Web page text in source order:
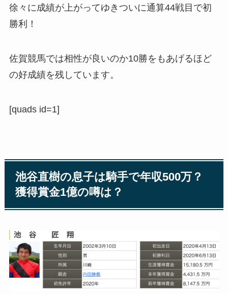
徐々に成績が上がってゆきついに通算44戦目で初
勝利！
佐賀競馬では相性が良いのか10勝をもあげるほど
の好成績を残しています。
[quads id=1]
池谷直樹の息子は騎手で年収500万？
獲得賞金1億の噂は？